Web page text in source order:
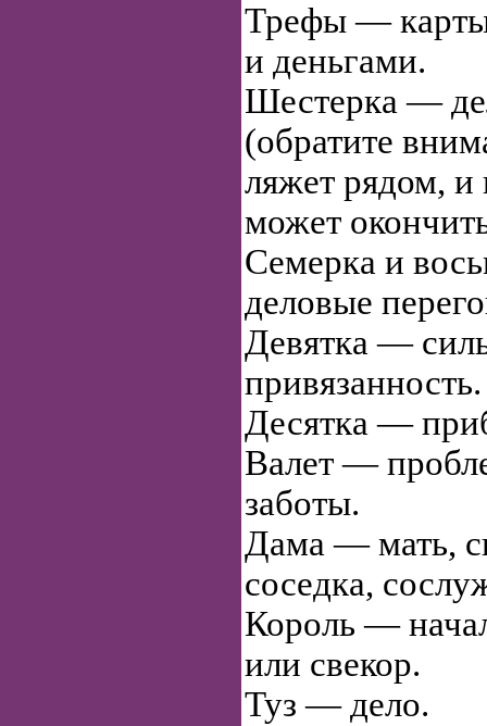
Трефы — карты
и деньгами.
Шестерка —
(обратите
ляжет рядом, и
может
Семерка и
деловые
Девятка —
привязанность.
Десятка —
Валет —
заботы.
Дама — мать,
соседка,
Король —
или свекор.
Туз — дело.